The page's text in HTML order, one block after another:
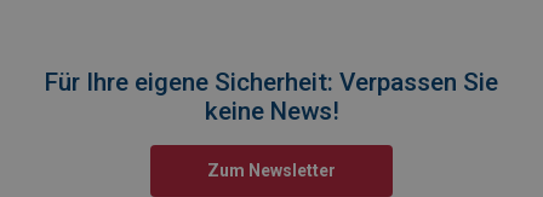
Für Ihre eigene Sicherheit: Verpassen Sie
keine News!
Zum Newsletter